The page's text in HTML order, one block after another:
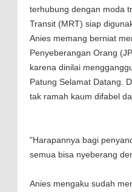
terhubung dengan moda
Transit (MRT) siap
Anies memang berniat
Penyeberangan Orang
karena dinilai
Patung Selamat Datang.
tak ramah kaum difabel
"Harapannya bagi
semua bisa nyeberang
Anies mengaku sudah